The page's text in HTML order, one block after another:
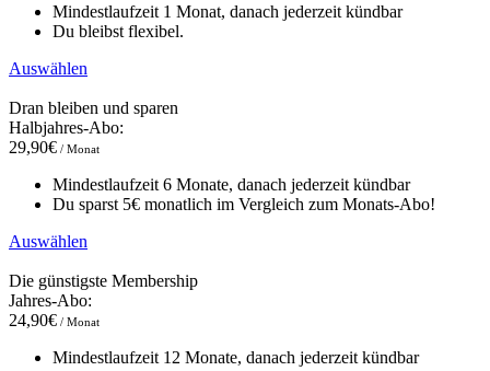
Mindestlaufzeit 1 Monat, danach jederzeit kündbar
Du bleibst flexibel.
Auswählen
Dran bleiben und sparen
Halbjahres-Abo:
29,90€ / Monat
Mindestlaufzeit 6 Monate, danach jederzeit kündbar
Du sparst 5€ monatlich im Vergleich zum Monats-Abo!
Auswählen
Die günstigste Membership
Jahres-Abo:
24,90€ / Monat
Mindestlaufzeit 12 Monate, danach jederzeit kündbar